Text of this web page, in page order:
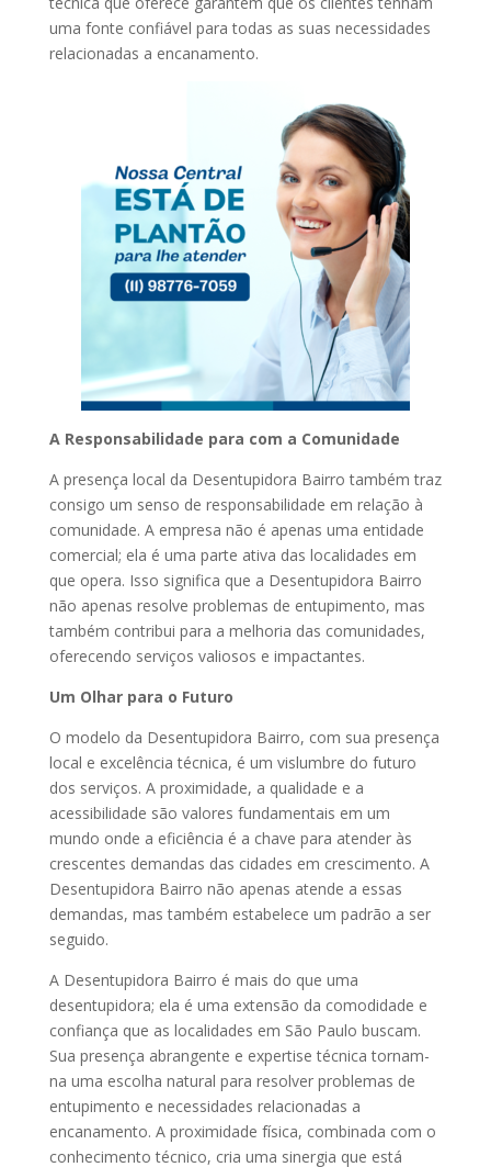
uma fonte confiável para todas as suas necessidades
relacionadas a encanamento.
A Responsabilidade para com a Comunidade
A presença local da Desentupidora Bairro também traz
consigo um senso de responsabilidade em relação à
comunidade. A empresa não é apenas uma entidade
comercial; ela é uma parte ativa das localidades em
que opera. Isso significa que a Desentupidora Bairro
não apenas resolve problemas de entupimento, mas
também contribui para a melhoria das comunidades,
oferecendo serviços valiosos e impactantes.
Um Olhar para o Futuro
O modelo da Desentupidora Bairro, com sua presença
local e excelência técnica, é um vislumbre do futuro
dos serviços. A proximidade, a qualidade e a
acessibilidade são valores fundamentais em um
mundo onde a eficiência é a chave para atender às
crescentes demandas das cidades em crescimento. A
Desentupidora Bairro não apenas atende a essas
demandas, mas também estabelece um padrão a ser
seguido.
A Desentupidora Bairro é mais do que uma
desentupidora; ela é uma extensão da comodidade e
confiança que as localidades em São Paulo buscam.
Sua presença abrangente e expertise técnica tornam-
na uma escolha natural para resolver problemas de
entupimento e necessidades relacionadas a
encanamento. A proximidade física, combinada com o
conhecimento técnico, cria uma sinergia que está